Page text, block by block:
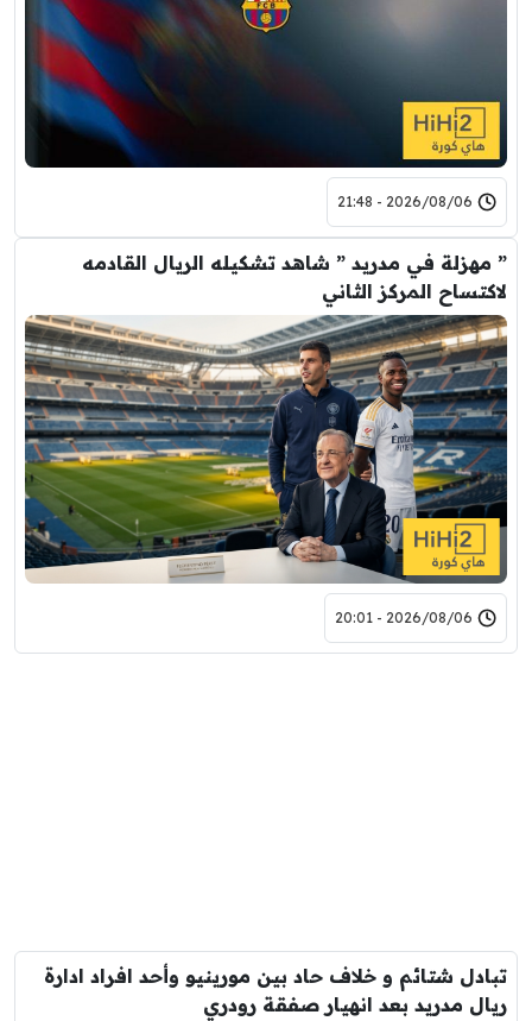
2026/08/06 - 21:48
” مهزلة في مدريد ” شاهد تشكيله الريال القادمه
لاكتساح المركز الثاني
2026/08/06 - 20:01
تبادل شتائم و خلاف حاد بين مورينيو وأحد افراد ادارة
ريال مدريد بعد انهيار صفقة رودري